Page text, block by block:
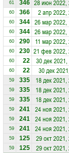
61 346 28 июн 2022,
60 366 2 апр 2022,
60 344 26 мар 2022,
60 344 26 мар 2022,
60 290 11 мар 2022,
60 230 21 фев 2022,
60 22 30 дек 2021,
60 22 30 дек
59 335 18 дек 2021,
59 335 18 дек 2021,
59 335 18 дек 2021,
59 241 24 ноя 2021,
59 241 24 ноя 2021,
59 241 24 ноя 2021,
59 125 29 окт 2021,
59 125 29 окт 2021,